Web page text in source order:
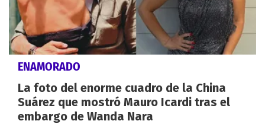
ENAMORADO
La foto del enorme cuadro de la China
Suárez que mostró Mauro Icardi tras el
embargo de Wanda Nara